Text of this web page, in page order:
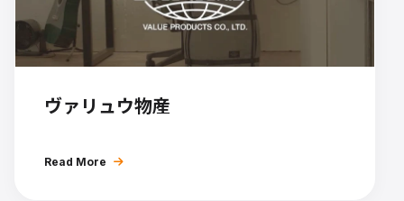
ヴァリュウ物産
Read More